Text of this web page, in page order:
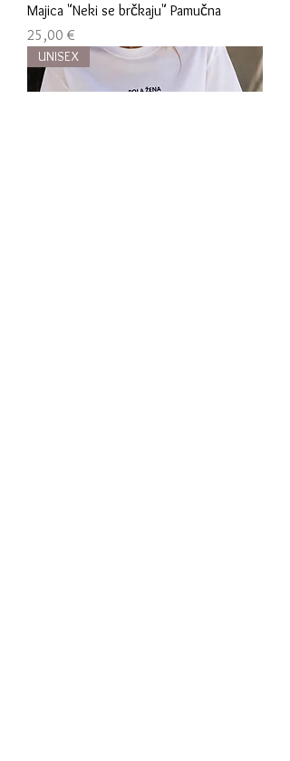
Majica "Neki se brčkaju" Pamučna
Cijena
25,00 €
UNISEX